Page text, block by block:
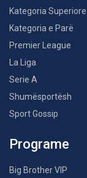
Kategoria Superiore
Kategoria e Parë
Premier League
La Liga
Serie A
Shumësportësh
Sport Gossip
Programe
Big Brother VIP